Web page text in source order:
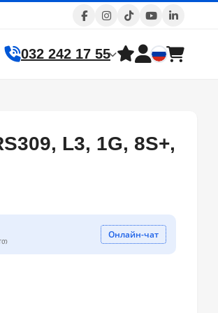
032 242 17 55
L3, 1G, 8S+,
Онлайн-чат